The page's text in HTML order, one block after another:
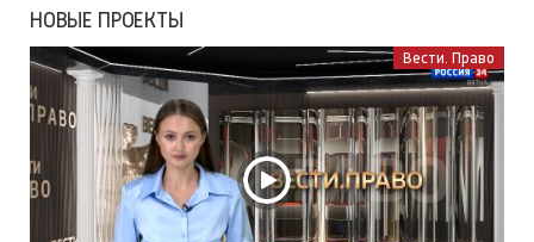
НОВЫЕ ПРОЕКТЫ
Вести. Право